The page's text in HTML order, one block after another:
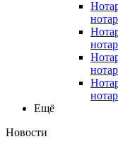
Ещё
Новости